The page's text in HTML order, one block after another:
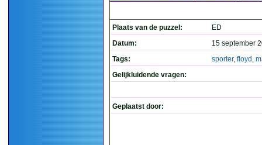
Plaats van de puzzel:
ED
Datum:
15 september
Tags:
sporter, floyd ,
Gelijkluidende vragen:
Geplaatst door: